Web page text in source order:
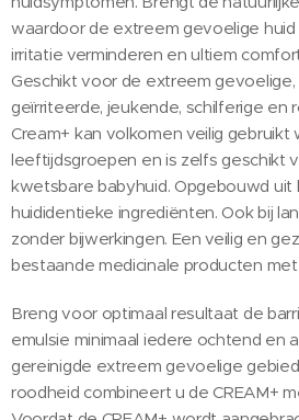
waardoor de extreem gevoelige
irritatie verminderen en ultiem
Geschikt voor de extreem gevoelige,
geïrriteerde, jeukende, schilferige en
Cream+ kan volkomen veilig gebruikt
leeftijdsgroepen en is zelfs geschikt
kwetsbare babyhuid. Opgebouwd uit
huididentieke ingrediënten. Ook bij
zonder bijwerkingen. Een veilig en
bestaande medicinale producten
Breng voor optimaal resultaat de
emulsie minimaal iedere ochtend en
gereinigde extreem gevoelige
roodheid combineert u de CREAM+